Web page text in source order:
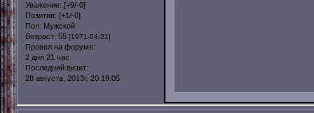
Уважение: [+9/-0]
Позитив: [+1/-0]
Пол: Мужской
Возраст: 55 [1971-04-21]
Провел на форуме:
2 дня 21 час
Последний визит:
28 августа, 2013г. 20:19:05